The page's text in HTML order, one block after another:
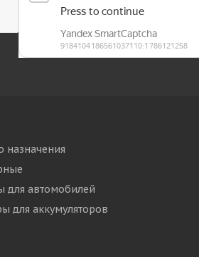
назначения
для автомобилей
для аккумуляторов